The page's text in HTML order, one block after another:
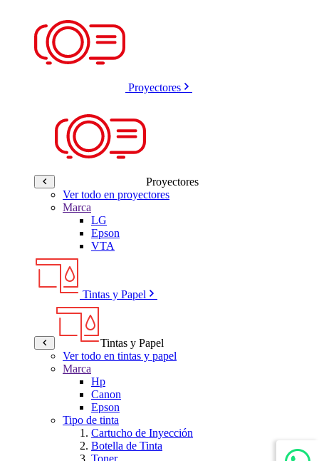
Proyectores
Proyectores
Ver todo en proyectores
Marca
LG
Epson
VTA
Tintas y Papel
Tintas y Papel
Ver todo en tintas y papel
Marca
Hp
Canon
Epson
Tipo de tinta
Cartucho de Inyección
Botella de Tinta
Toner